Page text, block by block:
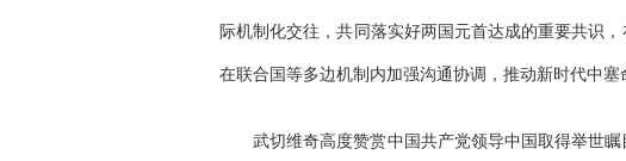
际机制化交往，共同落实好两国元首达成的重要共识
在联合国等多边机制内加强沟通协调，推动新时代中塞
武切维奇高度赞赏中国共产党领导中国取得举世